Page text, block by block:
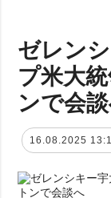
ゼレン
プ米大
ンで会
16.08.2025